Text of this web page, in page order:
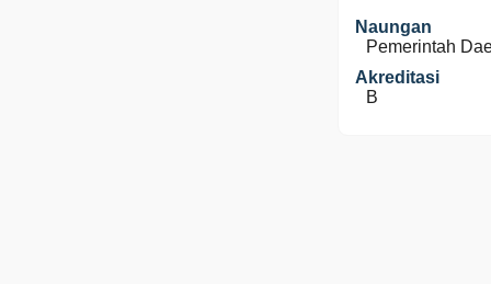
Naungan
Pemerintah
Akreditasi
B